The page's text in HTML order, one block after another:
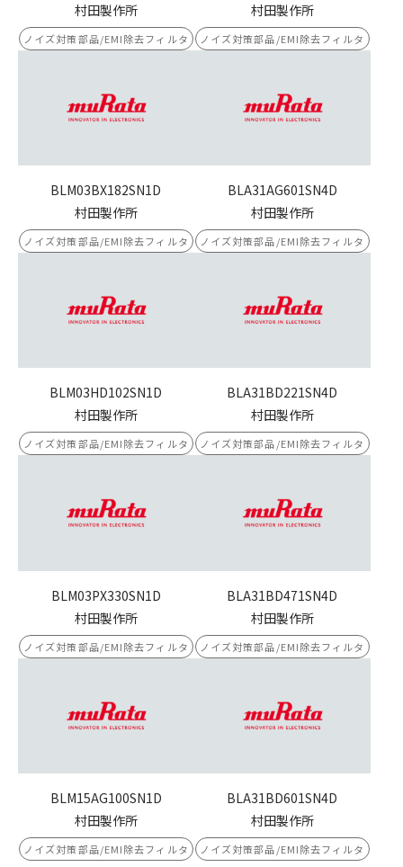
村田製作所
ノイズ対策部品/EMI除去フィルタ
村田製作所
ノイズ対策部品/EMI除去フィルタ
BLM03BX182SN1D
村田製作所
ノイズ対策部品/EMI除去フィルタ
BLA31AG601SN4D
村田製作所
ノイズ対策部品/EMI除去フィルタ
BLM03HD102SN1D
村田製作所
ノイズ対策部品/EMI除去フィルタ
BLA31BD221SN4D
村田製作所
ノイズ対策部品/EMI除去フィルタ
BLM03PX330SN1D
村田製作所
ノイズ対策部品/EMI除去フィルタ
BLA31BD471SN4D
村田製作所
ノイズ対策部品/EMI除去フィルタ
BLM15AG100SN1D
村田製作所
ノイズ対策部品/EMI除去フィルタ
BLA31BD601SN4D
村田製作所
ノイズ対策部品/EMI除去フィルタ